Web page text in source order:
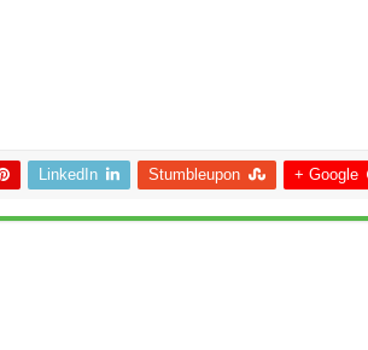
Google +
Stumbleupon
LinkedIn